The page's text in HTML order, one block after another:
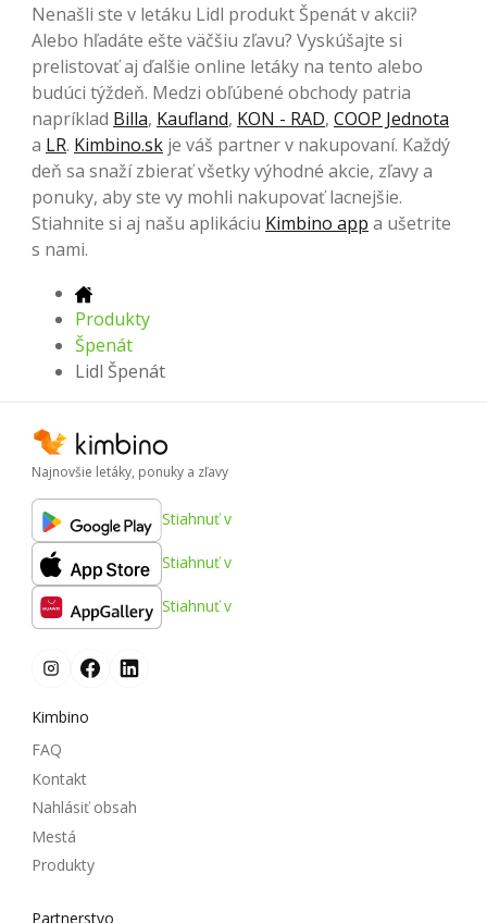
Nenašli ste v letáku Lidl produkt Špenát v akcii?
Alebo hľadáte ešte väčšiu zľavu? Vyskúšajte si
prelistovať aj ďalšie online letáky na tento alebo
budúci týždeň. Medzi obľúbené obchody patria
napríklad Billa, Kaufland, KON - RAD, COOP Jednota
a LR. Kimbino.sk je váš partner v nakupovaní. Každý
deň sa snaží zbierať všetky výhodné akcie, zľavy a
ponuky, aby ste vy mohli nakupovať lacnejšie.
Stiahnite si aj našu aplikáciu Kimbino app a ušetrite
s nami.
Produkty
Špenát
Lidl Špenát
Najnovšie letáky, ponuky a zľavy
Stiahnuť v
Stiahnuť v
Stiahnuť v
Kimbino
FAQ
Kontakt
Nahlásiť obsah
Mestá
Produkty
Partnerstvo